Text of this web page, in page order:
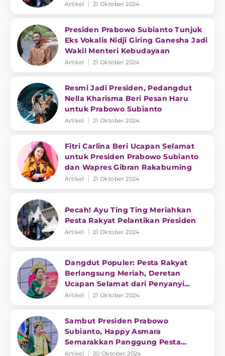
Artikel 21 Oktober 2024
Presiden Prabowo Subianto Tunjuk
Eks Vokalis Nidji Giring Ganesha Jadi
Wakil Menteri Kebudayaan
Artikel 21 Oktober 2024
Resmi Jadi Presiden, Pedangdut
Nella Kharisma Beri Pesan Haru
untuk Prabowo Subianto
Artikel 21 Oktober 2024
Fitri Carlina Beri Ucapan Selamat
untuk Presiden Prabowo Subianto
dan Wapres Gibran Rakabuming
Artikel 21 Oktober 2024
Pecah! Ayu Ting Ting Meriahkan
Pesta Rakyat Pelantikan Presiden
Artikel 21 Oktober 2024
Dangdut Populer: Pesta Rakyat
Berlangsung Meriah, Deretan
Ucapan Selamat dari Penyanyi
Dangdut
Artikel 21 Oktober 2024
Sambut Presiden Prabowo
Subianto, Happy Asmara
Semarakkan Panggung Pesta
Rakyat
Artikel 20 Oktober 2024